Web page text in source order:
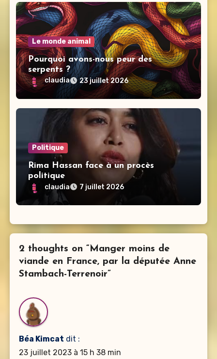
Le monde animal
Pourquoi avons-nous peur des
serpents ?
claudia 23 juillet 2026
Politique
Rima Hassan face à un procès
politique
claudia 7 juillet 2026
2 thoughts on “Manger moins de
viande en France, par la députée Anne
Stambach-Terrenoir”
Béa Kimcat dit :
23 juillet 2023 à 15 h 38 min